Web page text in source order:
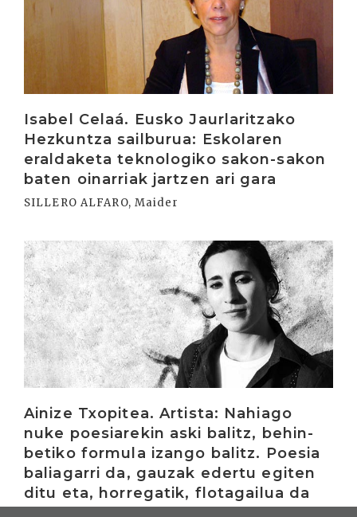
Isabel Celaá. Eusko Jaurlaritzako
Hezkuntza sailburua: Eskolaren
eraldaketa teknologiko sakon-sakon
baten oinarriak jartzen ari gara
SILLERO ALFARO, Maider
Ainize Txopitea. Artista: Nahiago
nuke poesiarekin aski balitz, behin-
betiko formula izango balitz. Poesia
baliagarri da, gauzak edertu egiten
ditu eta, horregatik, flotagailua da
Irakurri